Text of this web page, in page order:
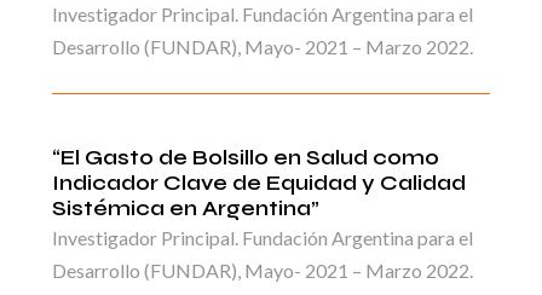
Investigador Principal. Fundación Argentina para el
Desarrollo (FUNDAR), Mayo- 2021 – Marzo 2022.
“El Gasto de Bolsillo en Salud como
Indicador Clave de Equidad y Calidad
Sistémica en Argentina”
Investigador Principal. Fundación Argentina para el
Desarrollo (FUNDAR), Mayo- 2021 – Marzo 2022.